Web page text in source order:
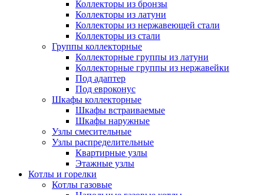
Коллекторы из бронзы
Коллекторы из латуни
Коллекторы из нержавеющей стали
Коллекторы из стали
Группы коллекторные
Коллекторные группы из латуни
Коллекторные группы из нержавейки
Под адаптер
Под евроконус
Шкафы коллекторные
Шкафы встраиваемые
Шкафы наружные
Узлы смесительные
Узлы распределительные
Квартирные узлы
Этажные узлы
Котлы и горелки
Котлы газовые